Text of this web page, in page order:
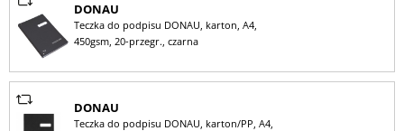
DONAU
Teczka do podpisu DONAU, karton, A4,
450gsm, 20-przegr., czarna
DONAU
Teczka do podpisu DONAU, karton/PP, A4,